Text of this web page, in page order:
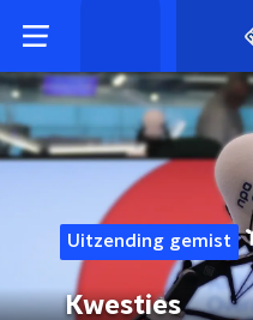
Uitzending gemist
Kwesties